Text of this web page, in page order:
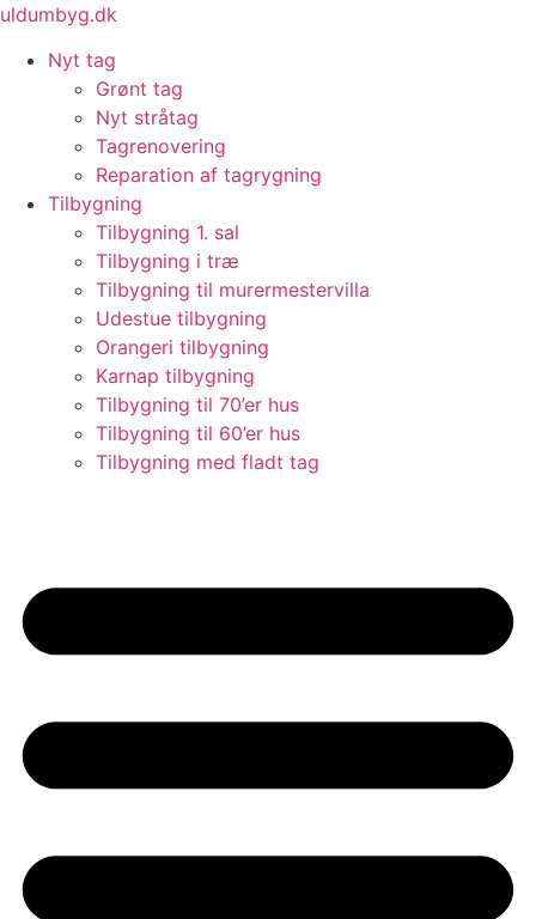
Videre
indhold
uldumbyg.dk
Nyt tag
Grønt tag
Nyt stråtag
Tagrenovering
Reparation af tagrygning
Tilbygning
Tilbygning 1. sal
Tilbygning i træ
Tilbygning til murermestervilla
Udestue tilbygning
Orangeri tilbygning
Karnap tilbygning
Tilbygning til 70’er hus
Tilbygning til 60’er hus
Tilbygning med fladt tag